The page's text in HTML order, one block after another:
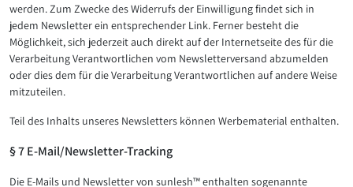
werden. Zum Zwecke des Widerrufs der Einwilligung findet sich in
jedem Newsletter ein entsprechender Link. Ferner besteht die
Möglichkeit, sich jederzeit auch direkt auf der Internetseite des für die
Verarbeitung Verantwortlichen vom Newsletterversand abzumelden
oder dies dem für die Verarbeitung Verantwortlichen auf andere Weise
mitzuteilen.
Teil des Inhalts unseres Newsletters können Werbematerial enthalten.
§ 7 E-Mail/Newsletter-Tracking
Die E-Mails und Newsletter von sunlesh™ enthalten sogenannte